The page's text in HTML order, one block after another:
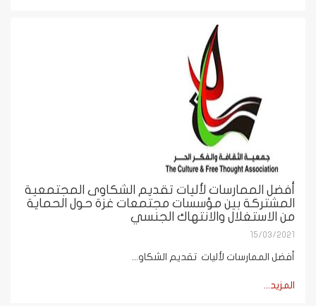
أفضل الممارسات لأليات تقديم الشكاوى المجتمعية
المشتركة بين مؤسسات مجتمعات غزة حول الحماية
من الاستغلال والانتهاك الجنسي
15/03/2021
أفضل الممارسات لأليات تقديم الشكاو...
المزيد...